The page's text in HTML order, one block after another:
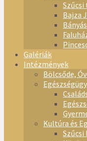
Szűcsi
Bajza
Galériák
Intézmények
Bölcsőde,
Kultúra és